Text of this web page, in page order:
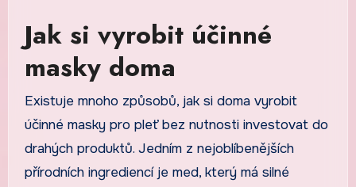
Jak si vyrobit účinné
masky doma
Existuje mnoho způsobů, jak si doma vyrobit
účinné masky pro pleť bez nutnosti investovat do
drahých produktů. Jedním z nejoblíbenějších
přírodních ingrediencí je med, který má silné